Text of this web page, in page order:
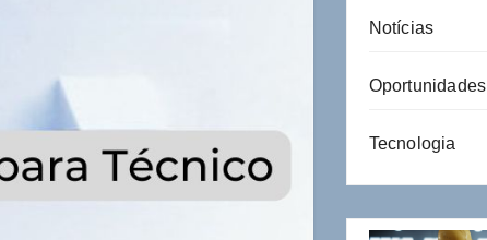
Notícias
Oportunidades
Tecnologia